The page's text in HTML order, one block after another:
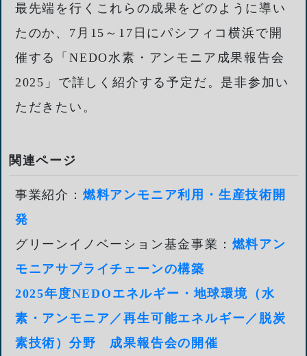
最先端を行くこれらの成果をどのように導い
たのか、7月15～17日にパシフィコ横浜で開
催する「NEDO水素・アンモニア成果報告会
2025」で詳しく紹介する予定だ。是非参加い
ただきたい。
関連ページ
事業紹介： 燃料アンモニア利用・生産技術開
発
グリーンイノベーション基金事業： 燃料アン
モニアサプライチェーンの構築
2025年度NEDOエネルギー・地球環境（水
素・アンモニア／再生可能エネルギー／脱炭
素技術）分野 成果報告会の開催